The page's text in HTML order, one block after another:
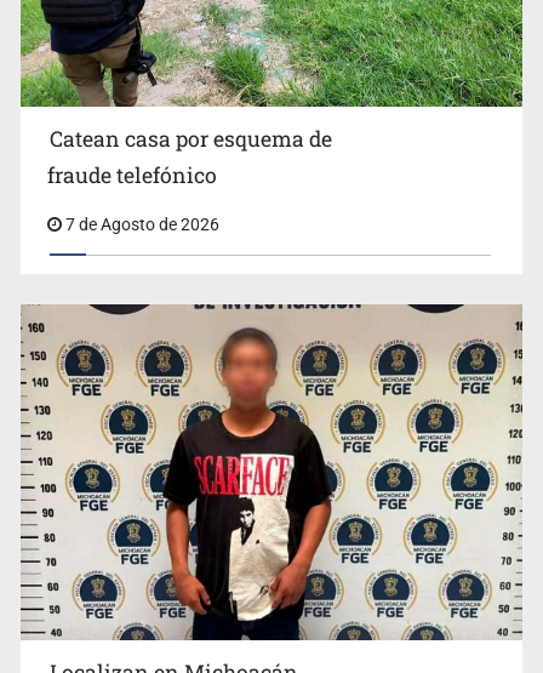
Ayotzinapa y promete justicia
México no está preparado para una intervención
unilateral de EUA contra cárteles
Catean casa por esquema de
fraude telefónico
7 de Agosto de 2026